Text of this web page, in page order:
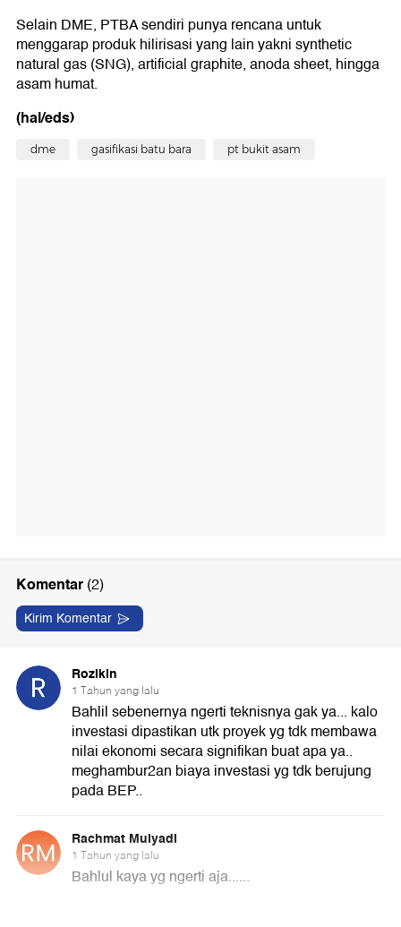
Selain DME, PTBA sendiri punya rencana untuk
menggarap produk hilirisasi yang lain yakni synthetic
natural gas (SNG), artificial graphite, anoda sheet, hingga
asam humat.
(hal/eds)
dme gasifikasi batu bara pt bukit asam